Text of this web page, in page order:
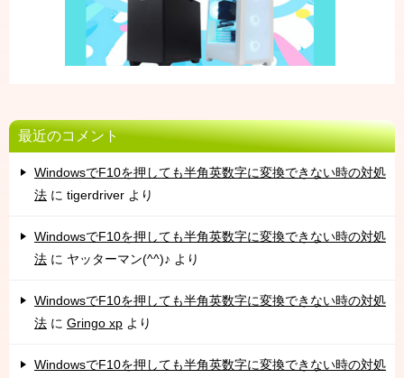
最近のコメント
WindowsでF10を押しても半角英数字に変換できない時の対処
法 に tigerdriver より
WindowsでF10を押しても半角英数字に変換できない時の対処
法 に ヤッターマン(^^)♪ より
WindowsでF10を押しても半角英数字に変換できない時の対処
法 に Gringo xp より
WindowsでF10を押しても半角英数字に変換できない時の対処